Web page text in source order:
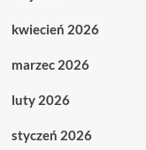
kwiecień 2026
marzec 2026
luty 2026
styczeń 2026